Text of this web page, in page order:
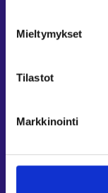
Mieltymykset
Tilastot
Markkinointi
Osaamispolku⁠
Seuraa meitä
LinkedIn⁠